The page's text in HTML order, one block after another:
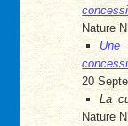
Nature
20
La
Nature